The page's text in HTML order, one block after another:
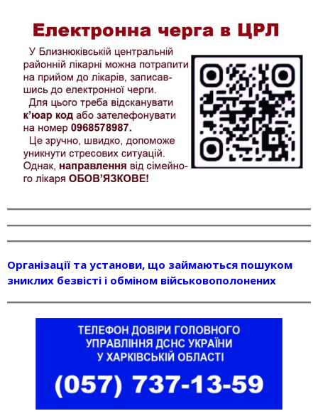
Організації та установи, що займаються пошуком
зниклих безвісті і обміном військовополонених